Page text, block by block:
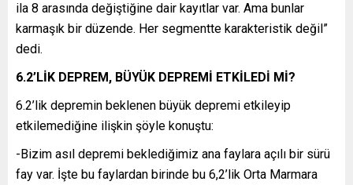
ila 8 arasında değiştiğine dair kayıtlar var. Ama bunlar
karmaşık bir düzende. Her segmentte karakteristik değil”
dedi.
6.2’LİK DEPREM, BÜYÜK DEPREMİ ETKİLEDİ Mİ?
6.2’lik depremin beklenen büyük depremi etkileyip
etkilemediğine ilişkin şöyle konuştu:
-Bizim asıl depremi beklediğimiz ana faylara açılı bir sürü
fay var. İşte bu faylardan birinde bu 6,2’lik Orta Marmara